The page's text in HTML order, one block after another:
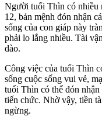
Người tuổi Thìn có nhiều
12, bản mệnh đón nhận
sống của con giáp này
phải lo lắng nhiều. Tài
dào.
Công việc của tuổi Thìn
sống cuộc sống vui vẻ,
tuổi Thìn có thể đón
tiến chức. Nhờ vậy, tiền
ngừng.